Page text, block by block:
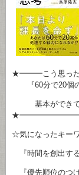
★━━━こう思
『60分で20個の
基本ができて
☆気になったキー
『時間を創出す
『優先順位のつ